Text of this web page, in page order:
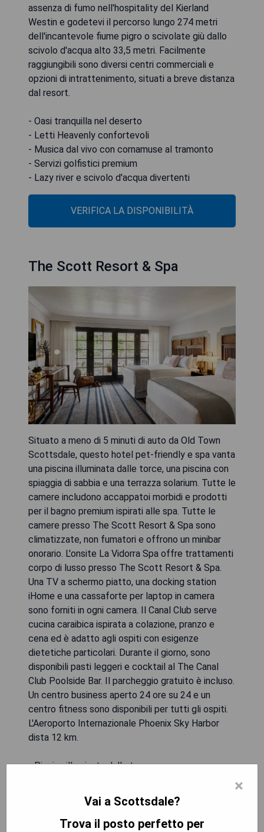
assenza di fumo nell'hospitality del Kierland
Westin e godetevi il percorso lungo 274 metri
dell'incantevole fiume pigro o scivolate giù dallo
scivolo d'acqua alto 33,5 metri. Facilmente
raggiungibili sono diversi centri commerciali e
opzioni di intrattenimento, situati a breve distanza
dal resort.
- Oasi tranquilla nel deserto
- Letti Heavenly confortevoli
- Musica dal vivo con cornamuse al tramonto
- Servizi golfistici premium
- Lazy river e scivolo d'acqua divertenti
VERIFICA LA DISPONIBILITÀ
The Scott Resort & Spa
Situato a meno di 5 minuti di auto da Old Town
Scottsdale, questo hotel pet-friendly e spa vanta
una piscina illuminata dalle torce, una piscina con
spiaggia di sabbia e una terrazza solarium. Tutte le
camere includono accappatoi morbidi e prodotti
per il bagno premium ispirati alle spa. Tutte le
camere presso The Scott Resort & Spa sono
climatizzate, non fumatori e offrono un minibar
onorario. L'onsite La Vidorra Spa offre trattamenti
corpo di lusso presso The Scott Resort & Spa.
Una TV a schermo piatto, una docking station
iHome e una cassaforte per laptop in camera
sono forniti in ogni camera. Il Canal Club serve
cucina caraibica ispirata a colazione, pranzo e
cena ed è adatto agli ospiti con esigenze
dietetiche particolari. Durante il giorno, sono
disponibili pasti leggeri e cocktail al The Canal
Club Poolside Bar. Il parcheggio gratuito è incluso.
Un centro business aperto 24 ore su 24 e un
centro fitness sono disponibili per tutti gli ospiti.
L'Aeroporto Internazionale Phoenix Sky Harbor
dista 12 km.
- Piscina illuminata dalle torce
- Accessorio pet-friendly
- Servizio spa lussuoso
- Ristorante che offre cucina caraibica
×
Vai a Scottsdale?
Trova il posto perfetto per